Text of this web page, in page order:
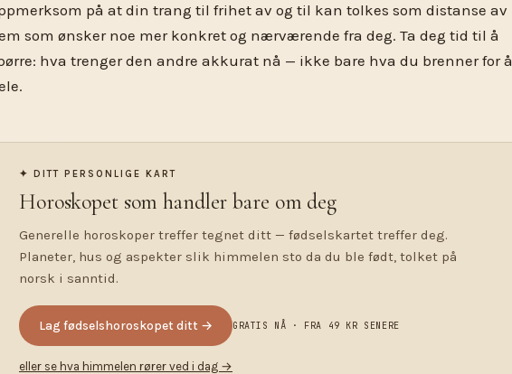
på at din trang til frihet av og til kan tolkes som distanse av
som ønsker noe mer konkret og nærværende fra deg. Ta deg tid til å
hva trenger den andre akkurat nå — ikke bare hva du brenner for å
✦ DITT PERSONLIGE KART
Horoskopet som handler bare om deg
Generelle horoskoper treffer tegnet ditt — fødselskartet treffer deg.
Planeter, hus og aspekter slik himmelen sto da du ble født, tolket på
norsk i sanntid.
Lag fødselshoroskopet ditt → GRATIS NÅ · FRA 49 KR SENERE
eller se hva himmelen rører ved i dag →